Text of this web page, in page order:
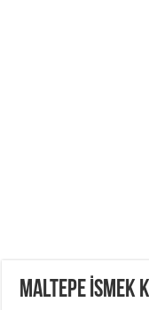
Maltepe İSMEK